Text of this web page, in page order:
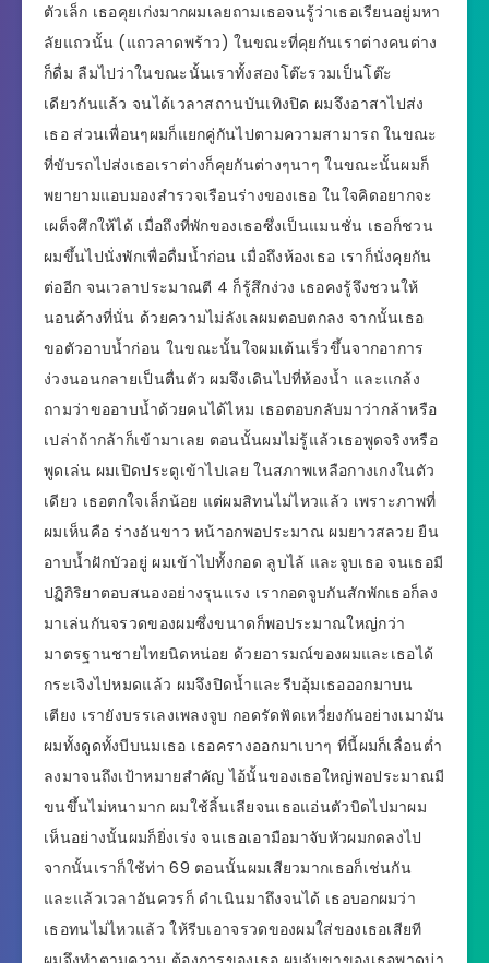
ตัวเล็ก เธอคุยเก่งมากผมเลยถามเธอจนรู้ว่าเธอเรียนอยู่มหา
ลัยแถวนั้น (แถวลาดพร้าว) ในขณะที่คุยกันเราต่างคนต่าง
ก็ดื่ม ลืมไปว่าในขณะนั้นเราทั้งสองโต๊ะรวมเป็นโต๊ะ
เดียวกันแล้ว จนได้เวลาสถานบันเทิงปิด ผมจึงอาสาไปส่ง
เธอ ส่วนเพื่อนๆผมก็แยกคู่กันไปตามความสามารถ ในขณะ
ที่ขับรถไปส่งเธอเราต่างก็คุยกันต่างๆนาๆ ในขณะนั้นผมก็
พยายามแอบมองสำรวจเรือนร่างของเธอ ในใจคิดอยากจะ
เผด็จศึกให้ได้ เมื่อถึงที่พักของเธอซึ่งเป็นแมนชั่น เธอก็ชวน
ผมขึ้นไปนั่งพักเพื่อดื่มน้ำก่อน เมื่อถึงห้องเธอ เราก็นั่งคุยกัน
ต่ออีก จนเวลาประมาณตี 4 ก็รู้สึกง่วง เธอคงรู้จึงชวนให้
นอนค้างที่นั่น ด้วยความไม่ลังเลผมตอบตกลง จากนั้นเธอ
ขอตัวอาบน้ำก่อน ในขณะนั้นใจผมเต้นเร็วขึ้นจากอาการ
ง่วงนอนกลายเป็นตื่นตัว ผมจึงเดินไปที่ห้องน้ำ และแกล้ง
ถามว่าขออาบน้ำด้วยคนได้ไหม เธอตอบกลับมาว่ากล้าหรือ
เปล่าถ้ากล้าก็เข้ามาเลย ตอนนั้นผมไม่รู้แล้วเธอพูดจริงหรือ
พูดเล่น ผมเปิดประตูเข้าไปเลย ในสภาพเหลือกางเกงในตัว
เดียว เธอตกใจเล็กน้อย แต่ผมสิทนไม่ไหวแล้ว เพราะภาพที่
ผมเห็นคือ ร่างอันขาว หน้าอกพอประมาณ ผมยาวสลวย ยืน
อาบน้ำฝักบัวอยู่ ผมเข้าไปทั้งกอด ลูบไล้ และจูบเธอ จนเธอมี
ปฏิกิริยาตอบสนองอย่างรุนแรง เรากอดจูบกันสักพักเธอก็ลง
มาเล่นกันจรวดของผมซึ่งขนาดก็พอประมาณใหญ่กว่า
มาตรฐานชายไทยนิดหน่อย ด้วยอารมณ์ของผมและเธอได้
กระเจิงไปหมดแล้ว ผมจึงปิดน้ำและรีบอุ้มเธอออกมาบน
เตียง เรายังบรรเลงเพลงจูบ กอดรัดฟัดเหวี่ยงกันอย่างเมามัน
ผมทั้งดูดทั้งบีบนมเธอ เธอครางออกมาเบาๆ ที่นี้ผมก็เลื่อนต่ำ
ลงมาจนถึงเป้าหมายสำคัญ ไอ้นั้นของเธอใหญ่พอประมาณมี
ขนขึ้นไม่หนามาก ผมใช้ลิ้นเลียจนเธอแอ่นตัวบิดไปมาผม
เห็นอย่างนั้นผมก็ยิ่งเร่ง จนเธอเอามือมาจับหัวผมกดลงไป
จากนั้นเราก็ใช้ท่า 69 ตอนนั้นผมเสียวมากเธอก็เช่นกัน
และแล้วเวลาอันควรก็ ดำเนินมาถึงจนได้ เธอบอกผมว่า
เธอทนไม่ไหวแล้ว ให้รีบเอาจรวดของผมใส่ของเธอเสียที